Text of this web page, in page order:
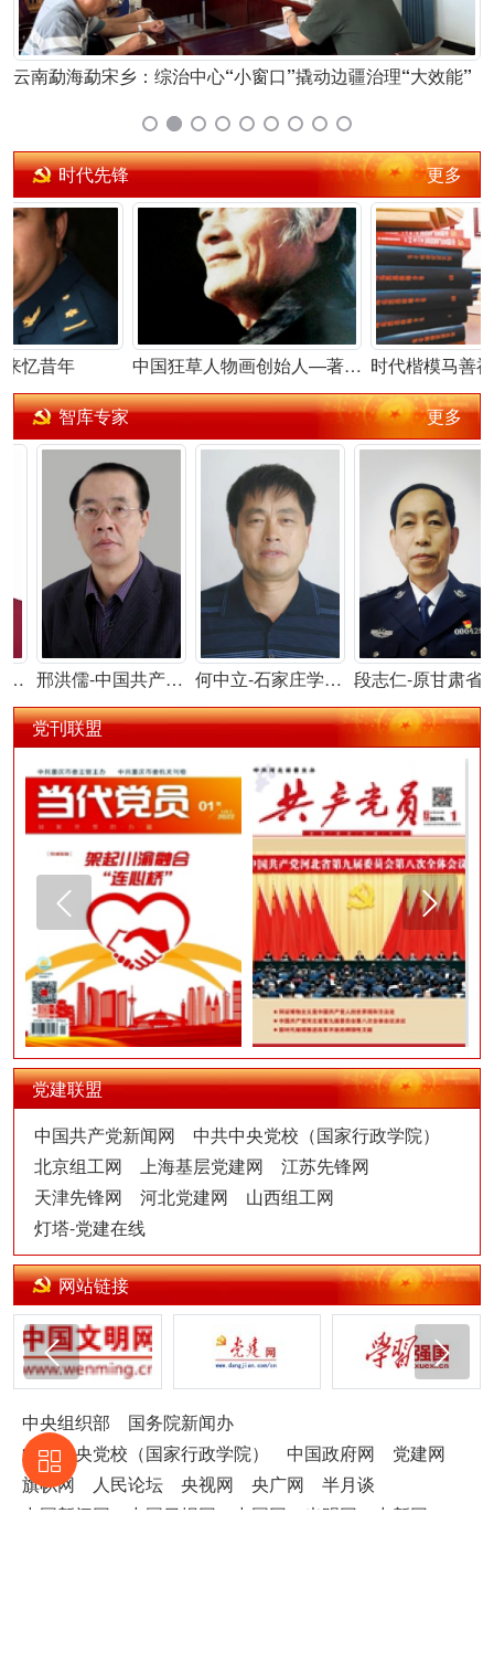
“小窗口”撬动边疆治理“大效能” 云南西双版纳州采取“线上
时代先锋 更多
中国狂草人物画创始人—著名书画家汪易扬 时代楷模马善祥的“马克思主义学习经”——只有真学真信 才能真懂真用
智库专家 更多
邢洪儒-中国共产党精神学创立者 何中立-石家庄学院马克思主义学院客座教授
段志仁-原甘肃省公安厅二级警务专员
党刊联盟
党建联盟
中国共产党新闻网
中共中央党校（国家行政学院）
北京组工网
上海基层党建网
江苏先锋网
天津先锋网
河北党建网
山西组工网
灯塔-党建在线
网站链接
中央组织部
国务院新闻办
中共中央党校（国家行政学院）
中国政府网
党建网
旗帜网
人民论坛 央视网 央广网
半月谈
中国新闻网
中国日报网 中国网 光明网
中新网